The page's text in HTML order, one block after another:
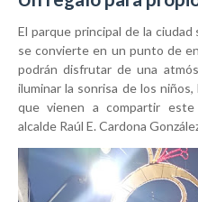
El parque principal de la
se convierte en un punto de
podrán disfrutar de una
iluminar la sonrisa de los
que vienen a compartir este
alcalde Raúl E. Cardona